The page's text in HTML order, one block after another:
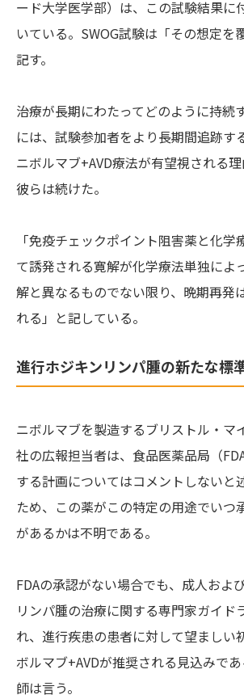
ード大学医学部）は、この試験結果に
いている。SWOG試験は「その想定を
記す。
治療が長期にわたってどのように持続
には、試験参加者をより長期間追跡す
ニボルマブ+AVD療法が有望視される
彼らは続けた。
「免疫チェックポイント阻害薬と化学
て誘発される寛解が化学療法単独によ
解と異なるものでない限り、晩期再発
れる」と記している。
進行ホジキンリンパ腫の新たな標
ニボルマブを製造するブリストル・マ
社の広報担当者は、食品医薬品局（
する計画についてはコメントしないと
ため、この薬がこの特定の用途でいつ
があるかは不明である。
FDAの承認がない場合でも、成人およ
リンパ腫の治療に関する専門家ガイド
れ、進行疾患の患者に対して望ましい
ボルマブ+AVDが推奨される見込みで
師は言う。